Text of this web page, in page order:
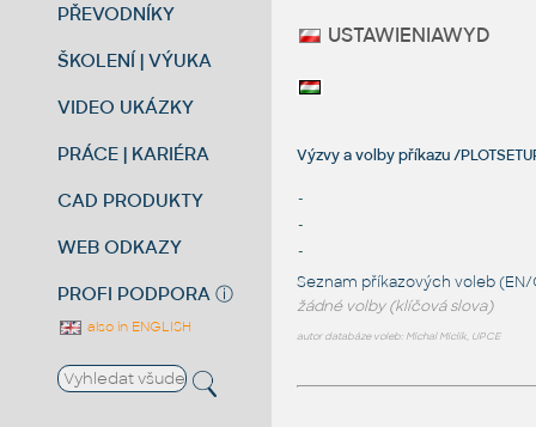
PŘEVODNÍKY
ŠKOLENÍ | VÝUKA
VIDEO UKÁZKY
PRÁCE | KARIÉRA
CAD PRODUKTY
WEB ODKAZY
PROFI PODPORA ⓘ
also in ENGLISH
USTAWIENIAWYD
Výzvy a volby příkazu /
-
-
-
Seznam příkazových voleb (EN/
žádné volby (klíčová slova)
autor databáze voleb: Michal Miclík, UPCE